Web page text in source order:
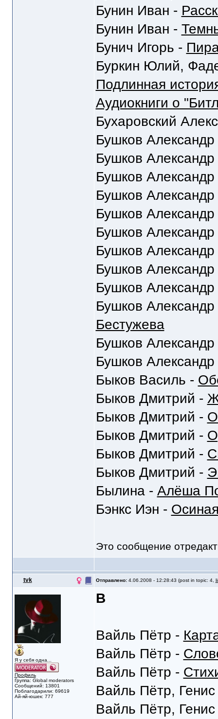
Бунин Иван -
Бунин Иван -
Бунич Игорь -
Буркин Юлий,
Подлинная
Аудиокниги о
Бухаровский
Бушков
Бушков
Бушков
Бушков
Бушков
Бушков
Бушков
Бушков
Бушков
Бушков
Бестужева
Бушков
Бушков
Быков Василь -
Быков Дмитрий -
Быков Дмитрий -
Быков Дмитрий -
Быков Дмитрий -
Быков Дмитрий -
Былина - Алёша
Бэнкс Иэн -
Это сообщение
tvk Отправлено: 4.06.2008 - 12:28:43 (post in topic: 4,
Я у себя одна...
Профиль
Группа: Global moderators
Сообщений: 13801
Поблагодарили: 69619
Ай-яй-юшек: 777
В
Вайль Пётр -
Вайль Пётр -
Вайль Пётр -
Вайль Пётр,
Вайль Пётр,